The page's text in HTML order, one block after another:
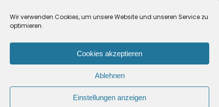
Wir verwenden Cookies, um unsere Website und unseren Service zu
optimieren.
Cookies akzeptieren
Ablehnen
Einstellungen anzeigen
Firmenbuch#: 309419d
UID Nr:
Mitglied bei WKO NÖ